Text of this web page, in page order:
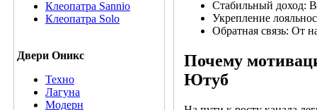
Клеопатра Sannio
Клеопатра Solo
Двери Оникс
Техно
Лагуна
Модерн
Стабильный доход: В
Укрепление
Обратная связь: От
Почему
Ютуб